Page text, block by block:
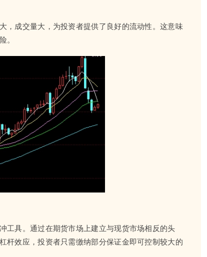
，成交量大，为投资者提供了良好的流动性。这意味
。
工具。通过在期货市场上建立与现货市场相反的头
杆效应，投资者只需缴纳部分保证金即可控制较大的